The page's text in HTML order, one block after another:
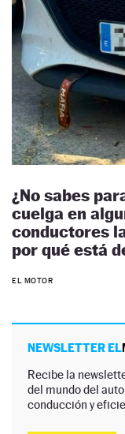
¿No sabes
cuelga en
conductores
por qué está
EL MOTOR
NEWSLETTER EL
Recibe la
del mundo del
conducción y